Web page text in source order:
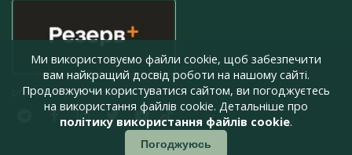
press@armyinform.com.ua
Ми використовуємо файли cookie, щоб забезпечити
вам найкращий досвід роботи на нашому сайті.
Продовжуючи користуватися сайтом, ви погоджуєтесь
на використання файлів cookie. Детальніше про
політику використання файлів cookie.
Погоджуюсь